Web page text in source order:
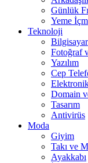
Günlük
Yeme
Teknoloji
Bilgisayar
Fotoğraf
Yazılım
Cep
Domain
Tasarım
Antivirüs
Moda
Giyim
Takı ve
Ayakkabı